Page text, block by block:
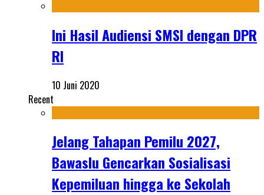
Ini Hasil Audiensi SMSI dengan DPR
RI
10 Juni 2020
Recent
Jelang Tahapan Pemilu 2027,
Bawaslu Gencarkan Sosialisasi
Kepemiluan hingga ke Sekolah